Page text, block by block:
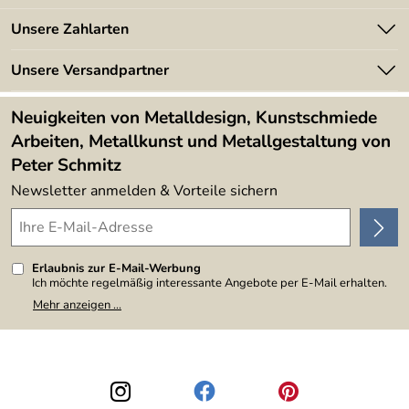
Kundeninformationen
Newsletter
Lieferbedingungen
Angebote
Kundenbewertungen (394)
4,9/5
Unsere Zahlarten
Unsere Versandpartner
Neuigkeiten von Metalldesign, Kunstschmiede
Arbeiten, Metallkunst und Metallgestaltung von
Peter Schmitz
Newsletter anmelden & Vorteile sichern
Erlaubnis zur E-Mail-Werbung
Ich möchte regelmäßig interessante Angebote per E-Mail erhalten.
Meine E-Mail-Adresse wird nicht an andere Unternehmen
weitergegeben. Zu statistischen Zwecken wird in anonymer Form
den Link "Abmelden" am Ende des Newsletters anklicke. Die
Datenschutzerklärung
habe ich zur Kenntnis genommen.
Mehr anzeigen ...